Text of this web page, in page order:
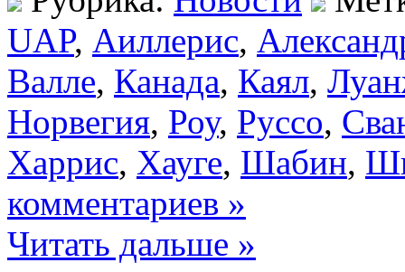
UAP, Аиллерис,
Валле, Канада, Каял,
Норвегия, Роу, Руссо,
Харрис, Хауге, Шабин,
комментариев »
Читать дальше »